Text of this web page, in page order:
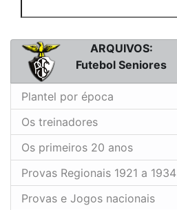
ARQUIVOS:
Futebol Seniores
Plantel por época
Os treinadores
Os primeiros 20 anos
Provas Regionais 1921 a 1934
Provas e Jogos nacionais